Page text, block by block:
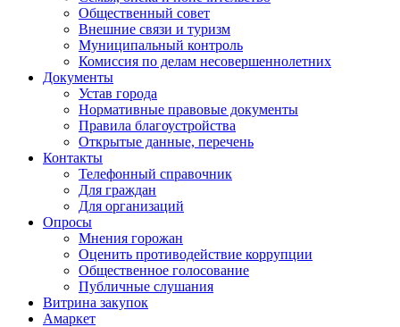
Общественный совет
Внешние связи и туризм
Муниципальный контроль
Комиссия по делам несовершеннолетних
Документы
Устав города
Нормативные правовые документы
Правила благоустройства
Открытые данные, перечень
Контакты
Телефонный справочник
Для граждан
Для организаций
Опросы
Мнения горожан
Оценить противодействие коррупции
Общественное голосование
Публичные слушания
Витрина закупок
Амаркет